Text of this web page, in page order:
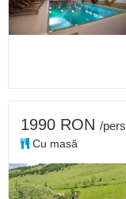
1990 RON /pers
Cu masă